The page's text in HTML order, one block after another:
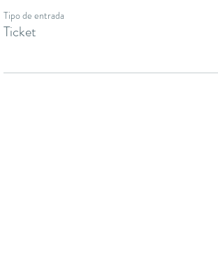
Tipo de entrada
Ticket